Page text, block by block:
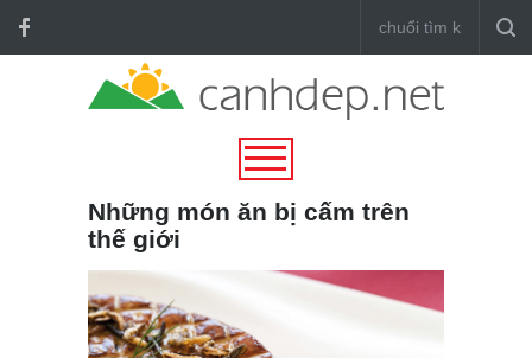
Những món ăn bị cấm trên
thế giới